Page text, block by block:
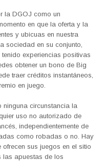
la DGOJ como un
en que la oferta y la
y ubicuas en nuestra
sociedad en su conjunto,
experiencias positivas
obtener un bono de Big
traer créditos instantáneos,
en juego.
ninguna circunstancia la
uso no autorizado de
independientemente de
como robadas o no. Hay
sus juegos en el sitio
las apuestas de los